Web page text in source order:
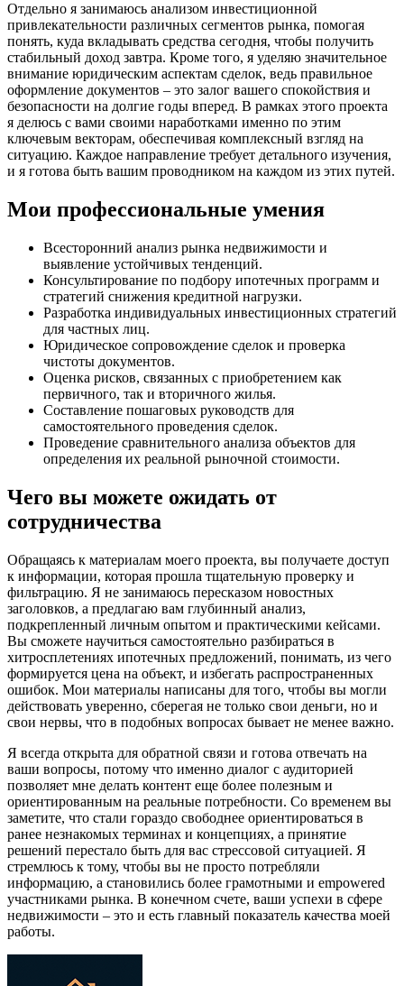
Отдельно я занимаюсь анализом инвестиционной
привлекательности различных сегментов рынка, помогая
понять, куда вкладывать средства сегодня, чтобы получить
стабильный доход завтра. Кроме того, я уделяю значительное
внимание юридическим аспектам сделок, ведь правильное
оформление документов – это залог вашего спокойствия и
безопасности на долгие годы вперед. В рамках этого проекта
я делюсь с вами своими наработками именно по этим
ключевым векторам, обеспечивая комплексный взгляд на
ситуацию. Каждое направление требует детального изучения,
и я готова быть вашим проводником на каждом из этих путей.
Мои профессиональные умения
Всесторонний анализ рынка недвижимости и
выявление устойчивых тенденций.
Консультирование по подбору ипотечных программ и
стратегий снижения кредитной нагрузки.
Разработка индивидуальных инвестиционных стратегий
для частных лиц.
Юридическое сопровождение сделок и проверка
чистоты документов.
Оценка рисков, связанных с приобретением как
первичного, так и вторичного жилья.
Составление пошаговых руководств для
самостоятельного проведения сделок.
Проведение сравнительного анализа объектов для
определения их реальной рыночной стоимости.
Чего вы можете ожидать от
сотрудничества
Обращаясь к материалам моего проекта, вы получаете доступ
к информации, которая прошла тщательную проверку и
фильтрацию. Я не занимаюсь пересказом новостных
заголовков, а предлагаю вам глубинный анализ,
подкрепленный личным опытом и практическими кейсами.
Вы сможете научиться самостоятельно разбираться в
хитросплетениях ипотечных предложений, понимать, из чего
формируется цена на объект, и избегать распространенных
ошибок. Мои материалы написаны для того, чтобы вы могли
действовать уверенно, сберегая не только свои деньги, но и
свои нервы, что в подобных вопросах бывает не менее важно.
Я всегда открыта для обратной связи и готова отвечать на
ваши вопросы, потому что именно диалог с аудиторией
позволяет мне делать контент еще более полезным и
ориентированным на реальные потребности. Со временем вы
заметите, что стали гораздо свободнее ориентироваться в
ранее незнакомых терминах и концепциях, а принятие
решений перестало быть для вас стрессовой ситуацией. Я
стремлюсь к тому, чтобы вы не просто потребляли
информацию, а становились более грамотными и empowered
участниками рынка. В конечном счете, ваши успехи в сфере
недвижимости – это и есть главный показатель качества моей
работы.